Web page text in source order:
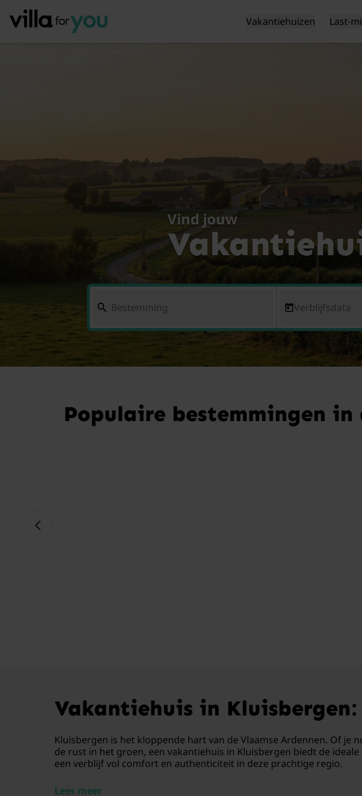
Vakantiehuizen Last-
Vind jouw
Verblijfsdata
Populaire bestemmingen in
Vakantiehuis in
Kluisbergen is het kloppende hart van de Vlaamse Ardennen. Of
de rust in het groen, een vakantiehuis in Kluisbergen biedt de
een verblijf vol comfort en authenticiteit in deze prachtige regio.
Lees meer